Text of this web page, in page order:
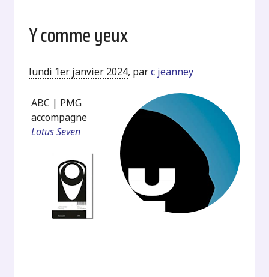
Y comme yeux
lundi 1er janvier 2024, parc jeanney
ABC | PMG
accompagne
Lotus Seven